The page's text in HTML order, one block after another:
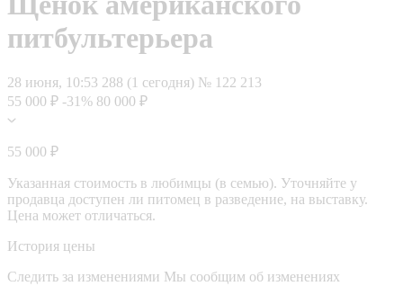
питбультерьера
28 июня, 10:53 288 (1 сегодня) № 122 213
55 000 ₽ -31% 80 000 ₽
55 000 ₽
Указанная стоимость в любимцы (в семью). Уточняйте у
продавца доступен ли питомец в разведение, на выставку.
Цена может отличаться.
История цены
Следить за изменениями Мы сообщим об изменениях